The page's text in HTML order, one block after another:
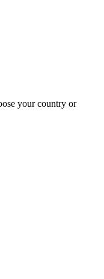
your country or